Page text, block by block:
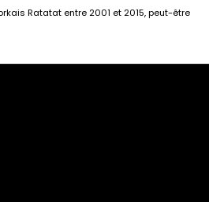
Ratatat entre 2001 et 2015, peut-être